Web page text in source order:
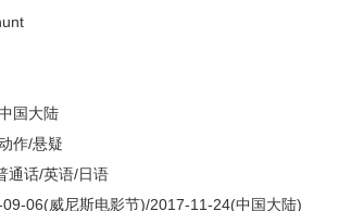
大陆
/悬疑
/英语/日语
06(威尼斯电影节)/2017-11-24(中国大陆)